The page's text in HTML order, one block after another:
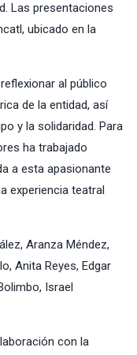
Las presentaciones
ubicado en la
al público
de la entidad, así
y la solidaridad. Para
ha trabajado
a esta apasionante
experiencia teatral
Aranza Méndez,
Anita Reyes, Edgar
Israel
con la